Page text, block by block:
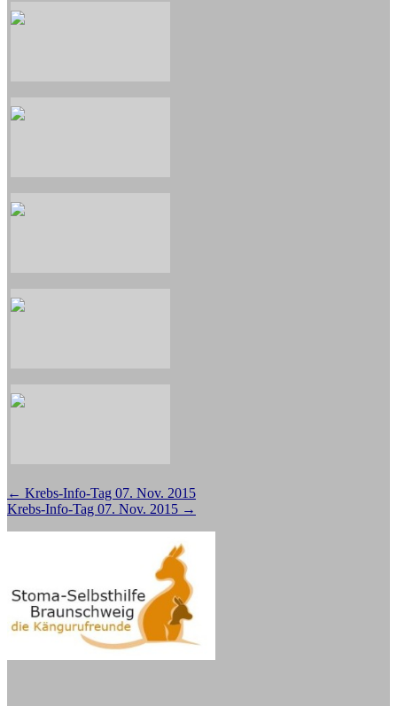
Beitragsnavigation
← Krebs-Info-Tag 07. Nov. 2015
Krebs-Info-Tag 07. Nov. 2015 →